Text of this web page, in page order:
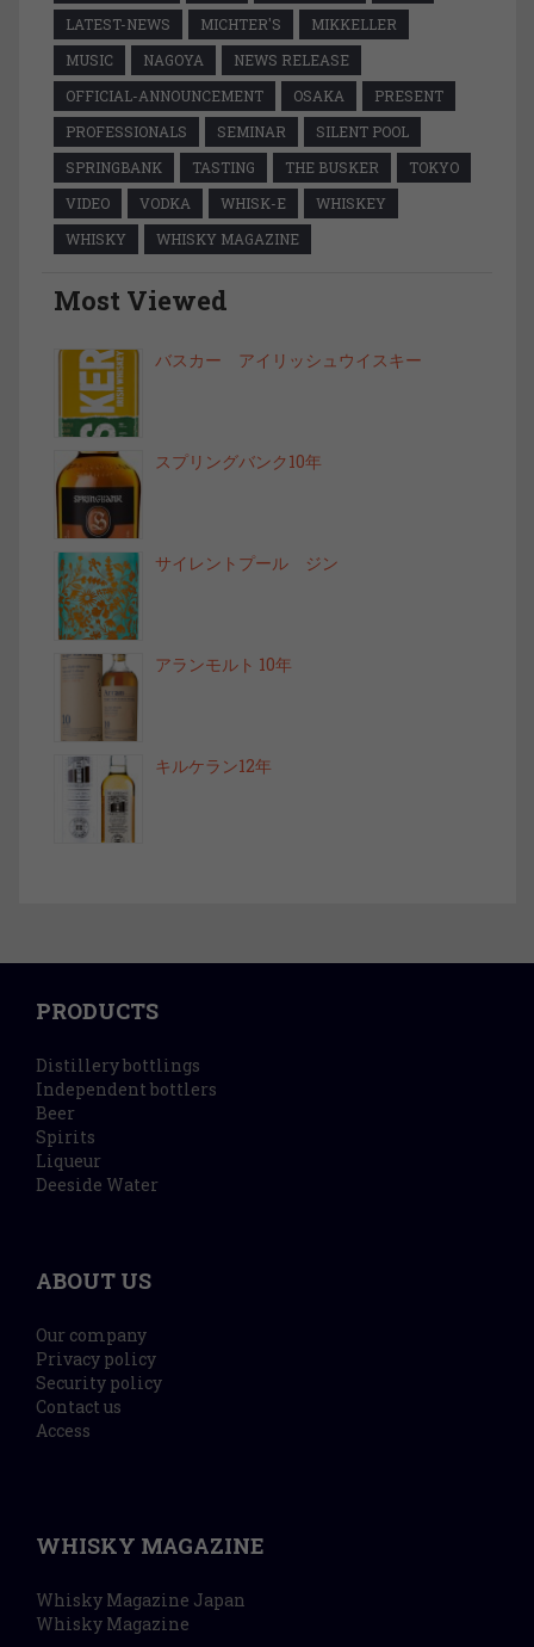
LATEST-NEWS
MICHTER'S
MIKKELLER
MUSIC
NAGOYA
NEWS RELEASE
OFFICIAL-ANNOUNCEMENT
OSAKA
PRESENT
PROFESSIONALS
SEMINAR
SILENT POOL
SPRINGBANK
TASTING THE BUSKER
TOKYO
VIDEO
VODKA WHISK-E
WHISKEY
WHISKY
WHISKY MAGAZINE
Most Viewed
バスカー アイリッシュウイスキー
スプリングバンク10年
サイレントプール ジン
アランモルト 10年
キルケラン12年
PRODUCTS
Distillery bottlings
Independent bottlers
Beer
Spirits
Liqueur
Deeside Water
ABOUT US
Our company
Privacy policy
Security policy
Contact us
Access
WHISKY MAGAZINE
Whisky Magazine Japan
Whisky Magazine